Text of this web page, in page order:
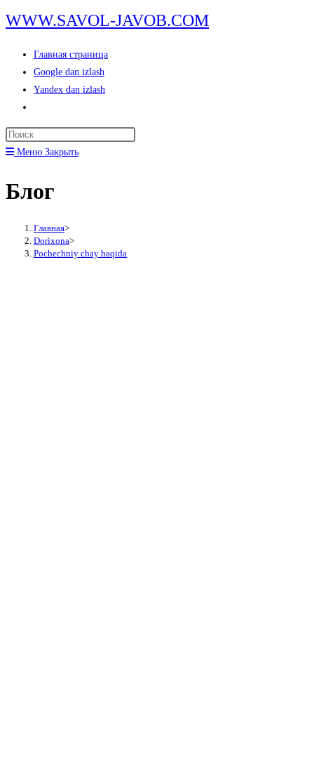
Перейти
к
содержимому
WWW.SAVOL-JAVOB.COM
Главная страница
Google dan izlash
Yandex dan izlash
по
веб-
Меню Закрыть
Блог
Главная>
Dorixona>
Pochechniy chay haqida